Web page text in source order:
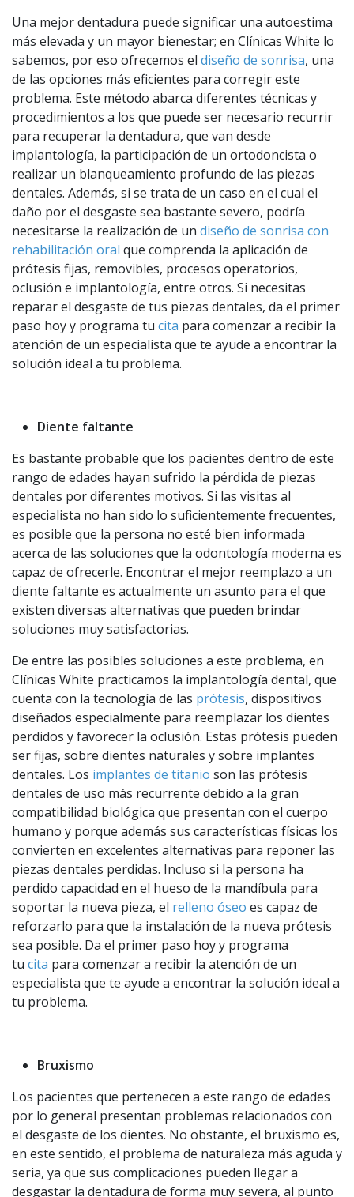
Una mejor dentadura puede significar una autoestima
más elevada y un mayor bienestar; en Clínicas White lo
sabemos, por eso ofrecemos el diseño de sonrisa, una
de las opciones más eficientes para corregir este
problema. Este método abarca diferentes técnicas y
procedimientos a los que puede ser necesario recurrir
para recuperar la dentadura, que van desde
implantología, la participación de un ortodoncista o
realizar un blanqueamiento profundo de las piezas
dentales. Además, si se trata de un caso en el cual el
daño por el desgaste sea bastante severo, podría
necesitarse la realización de un diseño de sonrisa con
rehabilitación oral que comprenda la aplicación de
prótesis fijas, removibles, procesos operatorios,
oclusión e implantología, entre otros. Si necesitas
reparar el desgaste de tus piezas dentales, da el primer
paso hoy y programa tu cita para comenzar a recibir la
atención de un especialista que te ayude a encontrar la
solución ideal a tu problema.
Diente faltante
Es bastante probable que los pacientes dentro de este
rango de edades hayan sufrido la pérdida de piezas
dentales por diferentes motivos. Si las visitas al
especialista no han sido lo suficientemente frecuentes,
es posible que la persona no esté bien informada
acerca de las soluciones que la odontología moderna es
capaz de ofrecerle. Encontrar el mejor reemplazo a un
diente faltante es actualmente un asunto para el que
existen diversas alternativas que pueden brindar
soluciones muy satisfactorias.
De entre las posibles soluciones a este problema, en
Clínicas White practicamos la implantología dental, que
cuenta con la tecnología de las prótesis, dispositivos
diseñados especialmente para reemplazar los dientes
perdidos y favorecer la oclusión. Estas prótesis pueden
ser fijas, sobre dientes naturales y sobre implantes
dentales. Los implantes de titanio son las prótesis
dentales de uso más recurrente debido a la gran
compatibilidad biológica que presentan con el cuerpo
humano y porque además sus características físicas los
convierten en excelentes alternativas para reponer las
piezas dentales perdidas. Incluso si la persona ha
perdido capacidad en el hueso de la mandíbula para
soportar la nueva pieza, el relleno óseo es capaz de
reforzarlo para que la instalación de la nueva prótesis
sea posible. Da el primer paso hoy y programa
tu cita para comenzar a recibir la atención de un
especialista que te ayude a encontrar la solución ideal a
tu problema.
Bruxismo
Los pacientes que pertenecen a este rango de edades
por lo general presentan problemas relacionados con
el desgaste de los dientes. No obstante, el bruxismo es,
en este sentido, el problema de naturaleza más aguda y
seria, ya que sus complicaciones pueden llegar a
desgastar la dentadura de forma muy severa, al punto